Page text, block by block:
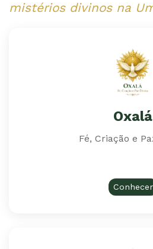
mistérios divinos na
Oxalá
Fé, Criação e
Conhecer